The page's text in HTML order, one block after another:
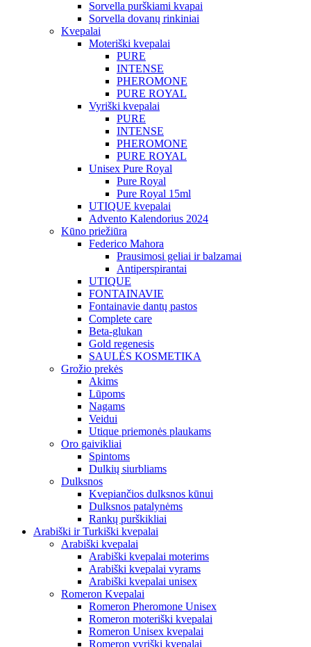
Sorvella purškiami kvapai
Sorvella dovanų rinkiniai
Kvepalai
Moteriški kvepalai
PURE
INTENSE
PHEROMONE
PURE ROYAL
Vyriški kvepalai
PURE
INTENSE
PHEROMONE
PURE ROYAL
Unisex Pure Royal
Pure Royal
Pure Royal 15ml
UTIQUE kvepalai
Advento Kalendorius 2024
Kūno priežiūra
Federico Mahora
Prausimosi geliai ir balzamai
Antiperspirantai
UTIQUE
FONTAINAVIE
Fontainavie dantų pastos
Complete care
Beta-glukan
Gold regenesis
SAULĖS KOSMETIKA
Grožio prekės
Akims
Lūpoms
Nagams
Veidui
Utique priemonės plaukams
Oro gaivikliai
Spintoms
Dulkių siurbliams
Dulksnos
Kvepiančios dulksnos kūnui
Dulksnos patalynėms
Rankų purškikliai
Arabiški ir Turkiški kvepalai
Arabiški kvepalai
Arabiški kvepalai moterims
Arabiški kvepalai vyrams
Arabiški kvepalai unisex
Romeron Kvepalai
Romeron Pheromone Unisex
Romeron moteriški kvepalai
Romeron Unisex kvepalai
Romeron vyriški kvepalai